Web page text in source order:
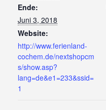
Ende:
Juni 3, 2018
Website:
http://www.ferienland-
cochem.de/nextshopcm
s/show.asp?
lang=de&e1=233&ssid=
1